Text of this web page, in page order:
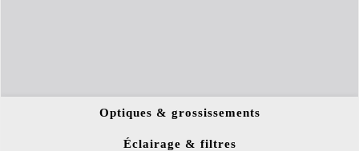
Optiques & grossissements
Éclairage & filtres